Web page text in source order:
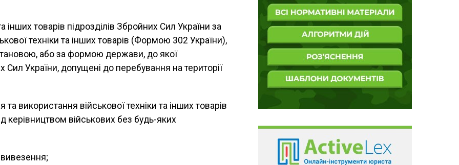
інших товарів підрозділів Збройних Сил України за
техніки та інших товарів (Формою 302 України),
або за формою держави, до якої
України, допущені до перебування на території
використання військової техніки та інших товарів
керівництвом військових без будь-яких